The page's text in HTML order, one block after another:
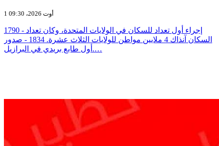
1 أوت 2026، 09:30
1790 - إجراء أول تعداد للسكان في الولايات المتحدة، وكان تعداد
السكان آنذاك 4 ملايين مواطن للولايات الثلاث عشرة. 1834 - صدور
أول طابع بريدي في البرازيل.…